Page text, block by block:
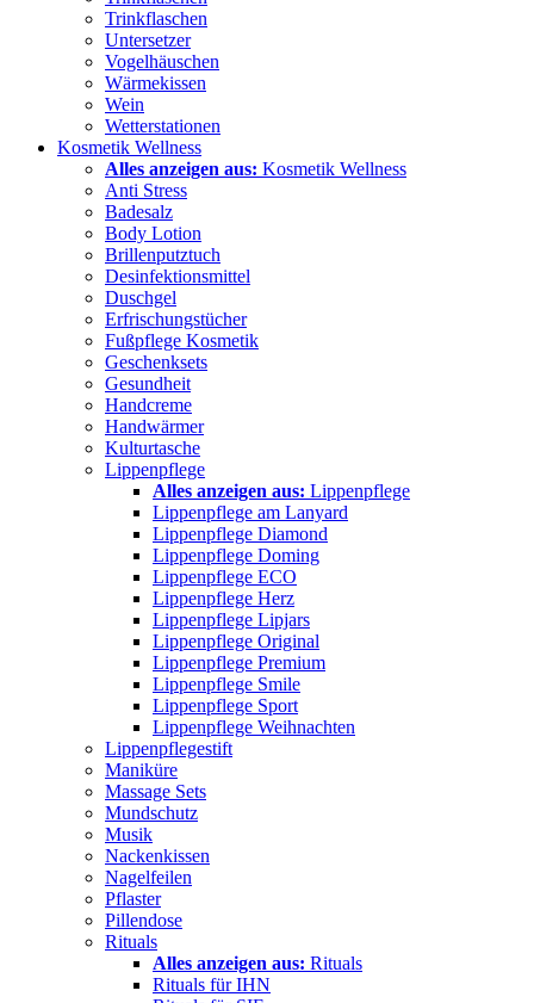
Trinkflaschen
Untersetzer
Vogelhäuschen
Wärmekissen
Wein
Wetterstationen
Kosmetik Wellness
Alles anzeigen aus: Kosmetik Wellness
Anti Stress
Badesalz
Body Lotion
Brillenputztuch
Desinfektionsmittel
Duschgel
Erfrischungstücher
Fußpflege Kosmetik
Geschenksets
Gesundheit
Handcreme
Handwärmer
Kulturtasche
Lippenpflege
Alles anzeigen aus: Lippenpflege
Lippenpflege am Lanyard
Lippenpflege Diamond
Lippenpflege Doming
Lippenpflege ECO
Lippenpflege Herz
Lippenpflege Lipjars
Lippenpflege Original
Lippenpflege Premium
Lippenpflege Smile
Lippenpflege Sport
Lippenpflege Weihnachten
Lippenpflegestift
Maniküre
Massage Sets
Mundschutz
Musik
Nackenkissen
Nagelfeilen
Pflaster
Pillendose
Rituals
Alles anzeigen aus: Rituals
Rituals für IHN